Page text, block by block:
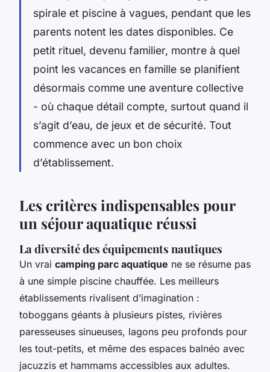
spirale et piscine à vagues, pendant que les
parents notent les dates disponibles. Ce
petit rituel, devenu familier, montre à quel
point les vacances en famille se planifient
désormais comme une aventure collective
- où chaque détail compte, surtout quand il
s’agit d’eau, de jeux et de sécurité. Tout
commence avec un bon choix
d’établissement.
Les critères indispensables pour
un séjour aquatique réussi
La diversité des équipements nautiques
Un vrai camping parc aquatique ne se résume pas
à une simple piscine chauffée. Les meilleurs
établissements rivalisent d’imagination :
toboggans géants à plusieurs pistes, rivières
paresseuses sinueuses, lagons peu profonds pour
les tout-petits, et même des espaces balnéo avec
jacuzzis et hammams accessibles aux adultes.